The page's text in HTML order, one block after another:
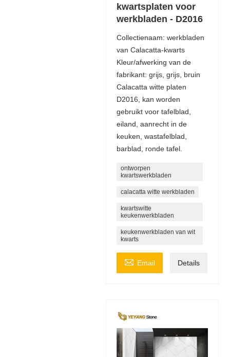
kwartsplaten voor
werkbladen - D2016
Collectienaam: werkbladen
van Calacatta-kwarts
Kleur/afwerking van de
fabrikant: grijs, grijs, bruin
Calacatta witte platen
D2016, kan worden
gebruikt voor tafelblad,
eiland, aanrecht in de
keuken, wastafelblad,
barblad, ronde tafel.
ontworpen
kwartswerkbladen
calacatta witte werkbladen
kwartswitte
keukenwerkbladen
keukenwerkbladen van wit
kwarts
 Email Details